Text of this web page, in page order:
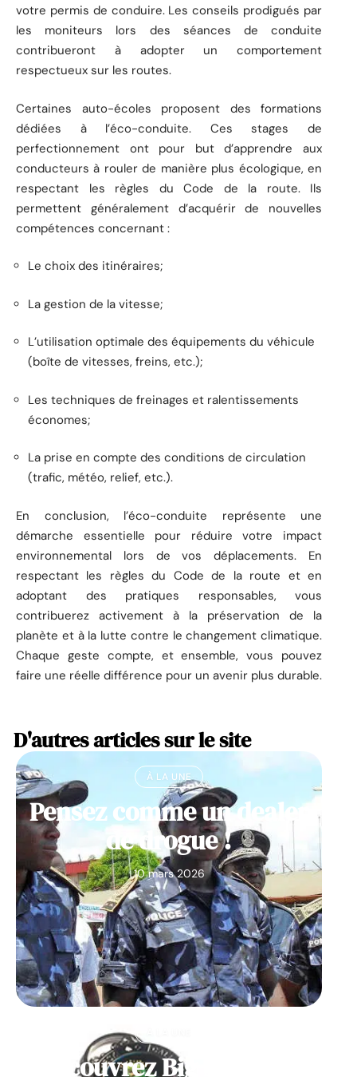
votre permis de conduire. Les conseils prodigués par
les moniteurs lors des séances de conduite
contribueront à adopter un comportement
respectueux sur les routes.
Certaines auto-écoles proposent des formations
dédiées à l’éco-conduite. Ces stages de
perfectionnement ont pour but d’apprendre aux
conducteurs à rouler de manière plus écologique, en
respectant les règles du Code de la route. Ils
permettent généralement d’acquérir de nouvelles
compétences concernant :
Le choix des itinéraires;
La gestion de la vitesse;
L’utilisation optimale des équipements du véhicule
(boîte de vitesses, freins, etc.);
Les techniques de freinages et ralentissements
économes;
La prise en compte des conditions de circulation
(trafic, météo, relief, etc.).
En conclusion, l’éco-conduite représente une
démarche essentielle pour réduire votre impact
environnemental lors de vos déplacements. En
respectant les règles du Code de la route et en
adoptant des pratiques responsables, vous
contribuerez activement à la préservation de la
planète et à la lutte contre le changement climatique.
Chaque geste compte, et ensemble, vous pouvez
faire une réelle différence pour un avenir plus durable.
D'autres articles sur le site
À LA UNE
Pensez comme un dealer
de drogue !
10 mars 2026
Découvrez Big Monster,